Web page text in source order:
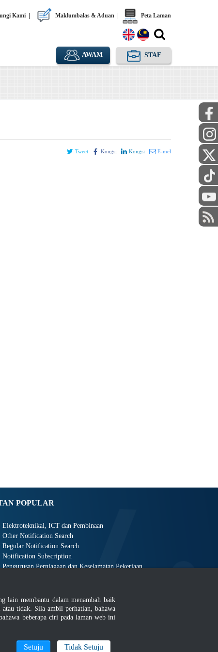
Kami Maklumbalas & Aduan Peta Laman
AWAM STAF
Tweet Kongsi Kongsi E-mel
POPULAR
Elektroteknikal, ICT dan Pembinaan
Other Notification Search
Regular Notification Search
Notification Subscription
Pengurusan Perniagaan dan Keselamatan Pekerjaan
lain membantu dalam menambah baik
atau tidak. Sila ambil perhatian, bahawa
beberapa ciri pada laman web ini
Setuju Tidak Setuju